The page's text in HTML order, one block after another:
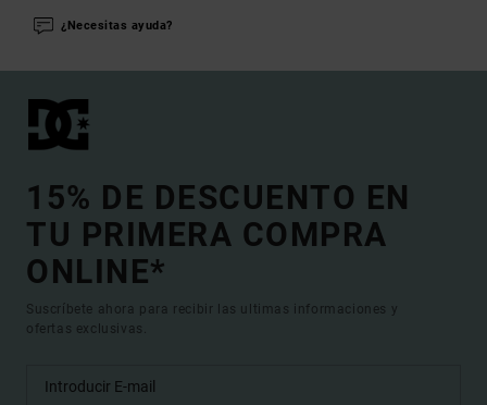
¿Necesitas ayuda?
15% DE DESCUENTO EN
TU PRIMERA COMPRA
ONLINE*
Suscríbete ahora para recibir las ultimas informaciones y
ofertas exclusivas.